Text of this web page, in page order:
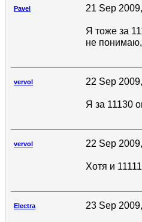
Pavel 21 Sep
Я тоже за
не понимаю,
vervol 22 Sep
Я за 11130
vervol 22 Sep
Хотя и
Electra 23 Sep